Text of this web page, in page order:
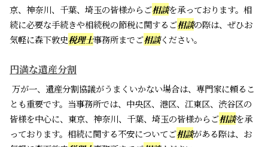
京、神奈川、千葉、埼玉の皆様からご相談を承っております。相
続に必要な手続きや相続税の節税に関するご相談の際は、ぜひお
気軽に森下敦史税理士事務所までご相談ください。
円満な遺産分割
万が一、遺産分割協議がうまくいかない場合は、専門家に頼るこ
とも重要です。当事務所では、中央区、港区、江東区、渋谷区の
皆様を中心に、東京、神奈川、千葉、埼玉の皆様からご相談を承
っております。相続に関する不安についてご相談がある際は、お